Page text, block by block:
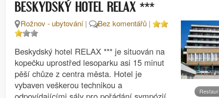
BESKYDSKÝ HOTEL RELAX ***
Rožnov - ubytování| Bez komentářů |
Beskydský hotel RELAX *** je situován na
kopečku uprostřed lesoparku asi 15 minut
pěší chůze z centra města. Hotel je
vybaven veškerou technikou a